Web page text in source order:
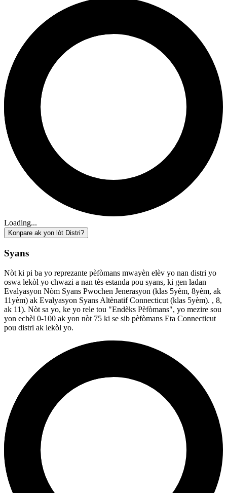
Loading...
Konpare ak yon lòt Distri?
Syans
Nòt ki pi ba yo reprezante pèfòmans mwayèn elèv yo nan distri yo
oswa lekòl yo chwazi a nan tès estanda pou syans, ki gen ladan
Evalyasyon Nòm Syans Pwochen Jenerasyon (klas 5yèm, 8yèm, ak
11yèm) ak Evalyasyon Syans Altènatif Connecticut (klas 5yèm). , 8,
ak 11). Nòt sa yo, ke yo rele tou "Endèks Pèfòmans", yo mezire sou
yon echèl 0-100 ak yon nòt 75 ki se sib pèfòmans Eta Connecticut
pou distri ak lekòl yo.